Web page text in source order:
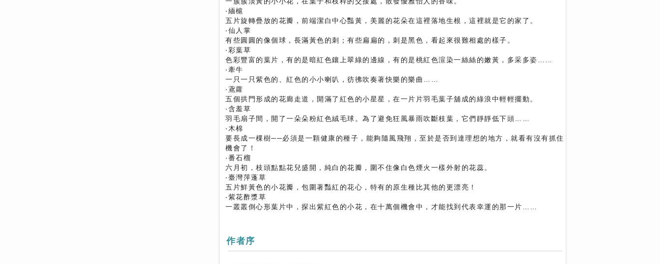
‧緬槴
五片旋轉疊放的花瓣，前端潔白中心豔黃，美麗的花朵在這裡落地生根，這裡就是它的家了。
‧仙人掌
有些圓圓的像個球，長滿黃色的刺；有些扁扁的，刺是黑色，看起來很難相處的樣子。
‧彩葉草
色彩豐富的葉片，有的是暗紅色鑲上翠綠的邊線，有的是桃紅色渲染一絲絲的嫩黃，多采多姿……
‧牽牛
一只一只紫色的、紅色的小小喇叭，彷彿吹奏著快樂的樂曲……
‧鳶蘿
五個拱門形成的花廊走道，開滿了紅色的小星星，在一片片羽毛葉子舖成的綠浪中輕輕擺動。
‧含羞草
羽毛扇子間，開了一朵朵粉紅色絨毛球。為了避免狂風暴雨吹斷枝葉，它們靜靜低下頭……
‧木棉
要長成一棵樹──必須是一顆健康的種子，能夠隨風飛翔，至於是否到達理想的地方，就看有沒有抓住
機會了！
‧番石榴
六月初，枝頭點點花兒盛開，純白的花瓣，圍不住像白色煙火一樣外射的花蕊。
‧臺灣萍蓬草
五片鮮黃色的小花瓣，包圍著豔紅的花心，特有的原生種比其他的更漂亮！
‧紫花酢漿草
一叢叢倒心形葉片中，探出紫紅色的小花，在十萬個機會中，才能找到代表幸運的那一片……
作者序